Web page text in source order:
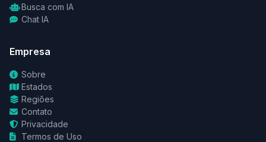
Busca com IA
Chat IA
Empresa
Sobre
Estados
Regiões
Contato
Privacidade
Termos de Uso